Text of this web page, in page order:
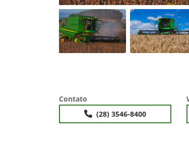
Contato
(28) 3546-8400